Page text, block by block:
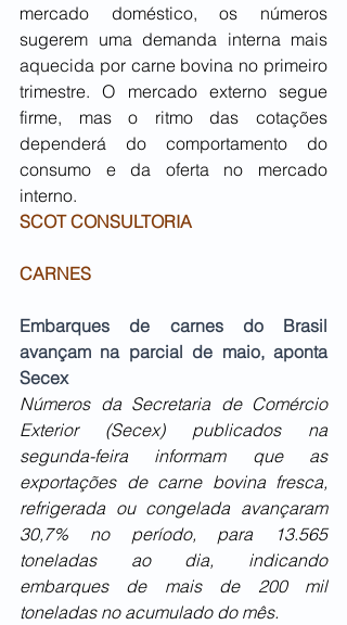
mercado doméstico, os números
sugerem uma demanda interna mais
aquecida por carne bovina no primeiro
trimestre. O mercado externo segue
firme, mas o ritmo das cotações
dependerá do comportamento do
consumo e da oferta no mercado
interno.
SCOT CONSULTORIA
CARNES
Embarques de carnes do Brasil
avançam na parcial de maio, aponta
Secex
Números da Secretaria de Comércio
Exterior (Secex) publicados na
segunda-feira informam que as
exportações de carne bovina fresca,
refrigerada ou congelada avançaram
30,7% no período, para 13.565
toneladas ao dia, indicando
embarques de mais de 200 mil
toneladas no acumulado do mês.